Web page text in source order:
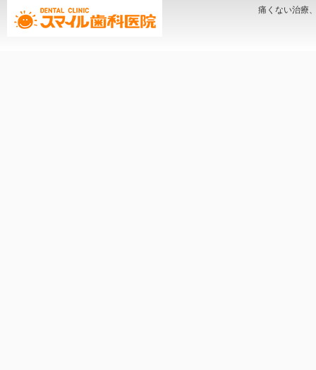
痛くない治療